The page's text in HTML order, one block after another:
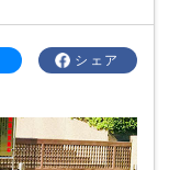
シェア